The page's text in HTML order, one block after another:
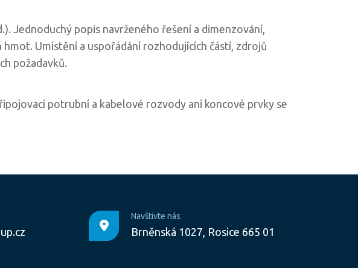
Jednoduchý popis navrženého řešení a dimenzování,
Umístění a uspořádání rozhodujících částí, zdrojů
požadavků.
potrubní a kabelové rozvody ani koncové prvky se
Navštivte nás
Brněnská 1027, Rosice 665 01